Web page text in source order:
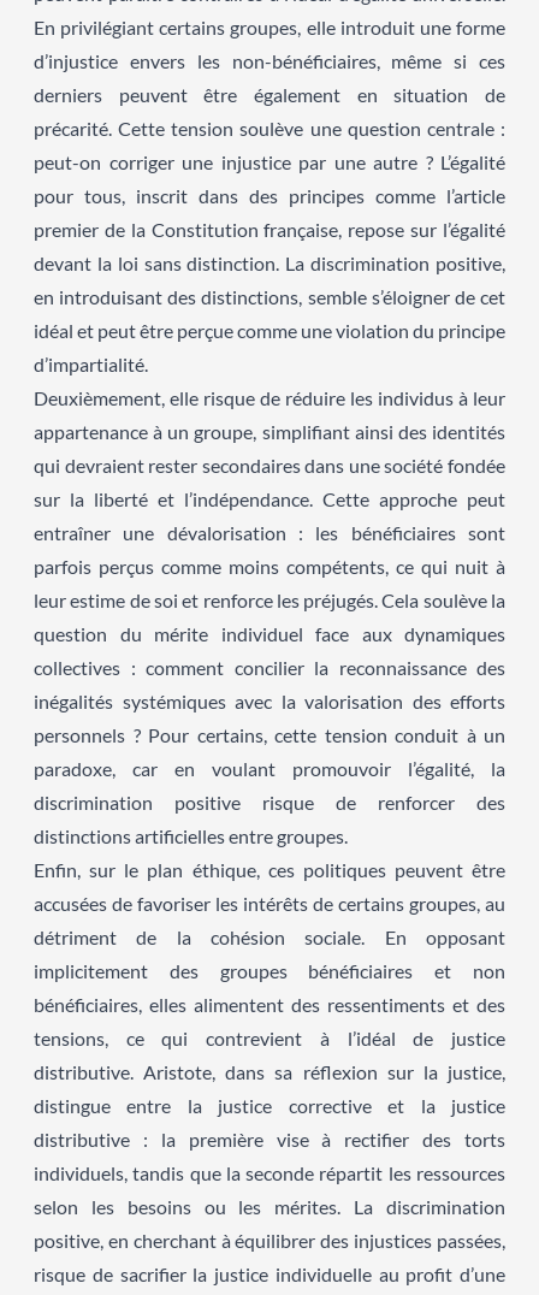
En privilégiant certains groupes, elle introduit une forme
d’injustice envers les non-bénéficiaires, même si ces
derniers peuvent être également en situation de
précarité. Cette tension soulève une question centrale :
peut-on corriger une injustice par une autre ? L’égalité
pour tous, inscrit dans des principes comme l’article
premier de la Constitution française, repose sur l’égalité
devant la loi sans distinction. La discrimination positive,
en introduisant des distinctions, semble s’éloigner de cet
idéal et peut être perçue comme une violation du principe
d’impartialité.
Deuxièmement, elle risque de réduire les individus à leur
appartenance à un groupe, simplifiant ainsi des identités
qui devraient rester secondaires dans une société fondée
sur la liberté et l’indépendance. Cette approche peut
entraîner une dévalorisation : les bénéficiaires sont
parfois perçus comme moins compétents, ce qui nuit à
leur estime de soi et renforce les préjugés. Cela soulève la
question du mérite individuel face aux dynamiques
collectives : comment concilier la reconnaissance des
inégalités systémiques avec la valorisation des efforts
personnels ? Pour certains, cette tension conduit à un
paradoxe, car en voulant promouvoir l’égalité, la
discrimination positive risque de renforcer des
distinctions artificielles entre groupes.
Enfin, sur le plan éthique, ces politiques peuvent être
accusées de favoriser les intérêts de certains groupes, au
détriment de la cohésion sociale. En opposant
implicitement des groupes bénéficiaires et non
bénéficiaires, elles alimentent des ressentiments et des
tensions, ce qui contrevient à l’idéal de justice
distributive. Aristote, dans sa réflexion sur la justice,
distingue entre la justice corrective et la justice
distributive : la première vise à rectifier des torts
individuels, tandis que la seconde répartit les ressources
selon les besoins ou les mérites. La discrimination
positive, en cherchant à équilibrer des injustices passées,
risque de sacrifier la justice individuelle au profit d’une